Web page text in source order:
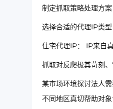
制定抓取策略处理方
选择合适的代理IP类型
住宅代理IP： IP来自
抓取对反爬极其苛刻
某市场环境探讨法人
不同地区真切帮助对